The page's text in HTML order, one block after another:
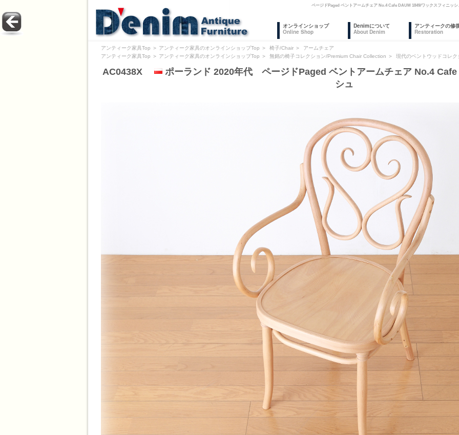
ページドPaged ベントアームチェア No.4 Cafe DAUM 1849/ワックスフィニ
オンラインショップ
Online Shop
Denimについて
About Denim
アンティークの修
Restoration
アンティーク家具Top ＞ アンティーク家具のオンラインショップTop ＞ 椅子/Chair ＞
アームチェア
アンティーク家具Top ＞ アンティーク家具のオンラインショップTop ＞ 無銘の椅子コレクション/Premium Chair Collection ＞ 現代のベントウッドコレク
AC0438X
ポーランド 2020年代 ページドPaged ベントアームチェア No.4 Cafe
シュ